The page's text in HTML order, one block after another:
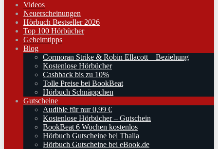
Videos
Neuerscheinungen
Hörbuch Bestseller 2026
Top 100 Hörbücher
Geheimtipps
Blog
Cormoran Strike & Robin Ellacott – Beziehung
Kostenlose Hörbücher
Cashback bis zu 10%
Tolle Preise bei BookBeat
Hörbuch Schnäppchen
Gutscheine
Audible für nur 0,99 €
Kostenlose Hörbücher – Gutschein
BookBeat 6 Wochen kostenlos
Hörbuch Gutscheine bei Thalia
Hörbuch Gutscheine bei eBook.de